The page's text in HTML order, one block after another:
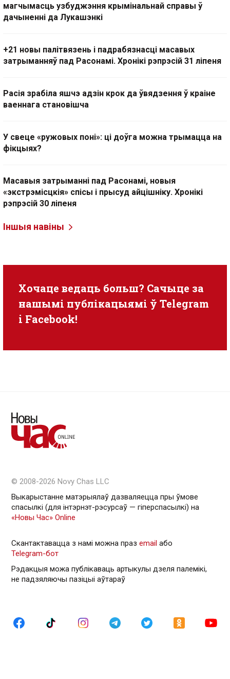
магчымасць узбуджэння крымінальнай справы ў
дачыненні да Лукашэнкі
+21 новы палітвязень і падрабязнасці масавых
затрыманняў пад Расонамі. Хронікі рэпрэсій 31 ліпеня
Расія зрабіла яшчэ адзін крок да ўвядзення ў краіне
ваеннага становішча
У свеце «ружовых поні»: ці доўга можна трымацца на
фікцыях?
Масавыя затрыманні пад Расонамі, новыя
«экстрэмісцкія» спісы і прысуд айцішніку. Хронікі
рэпрэсій 30 ліпеня
Іншыя навіны
Хочаце ведаць больш? Сачыце за
нашымі публікацыямі ў Telegram
i Facebook!
© 2008-2026 Novy Chas LLC
Выкарыстанне матэрыялаў дазваляецца пры ўмове
спасылкі (для інтэрнэт-рэсурсаў — гiперспасылкi) на
«Новы Час» Online
Скантактавацца з намі можна праз email або
Telegram-бот
Рэдакцыя можа публікаваць артыкулы дзеля палемікі,
не падзяляючы пазіцыі аўтараў